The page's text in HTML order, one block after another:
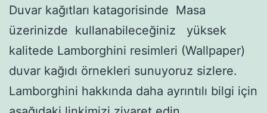
Duvar kağıtları katagorisinde Masa
üzerinizde kullanabileceğiniz yüksek
kalitede Lamborghini resimleri (Wallpaper)
duvar kağıdı örnekleri sunuyoruz sizlere.
Lamborghini hakkında daha ayrıntılı bilgi için